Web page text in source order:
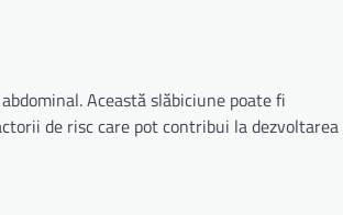
Această slăbiciune poate fi
de risc care pot contribui la dezvoltarea